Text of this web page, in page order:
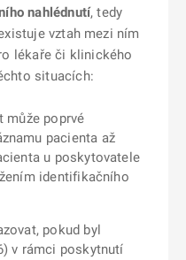
nahlédnutí, tedy
vztah mezi ním
lékaře či klinického
situacích:
může poprvé
pacienta až
u poskytovatele
identifikačního
pokud byl
v rámci poskytnutí